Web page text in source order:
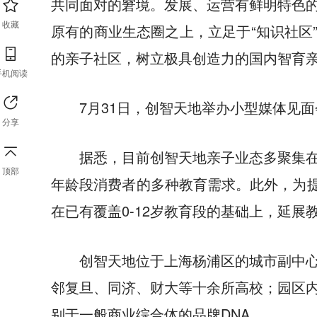
收藏
机阅读
分享
顶部
原有的商业生态圈之上，立足于“知识社
的亲子社区，树立极具创造力的国内智育
7月31日，创智天地举办小型媒体见
据悉，目前创智天地亲子业态多聚集
年龄段消费者的多种教育需求。此外，为
在已有覆盖0-12岁教育段的基础上，延展
创智天地位于上海杨浦区的城市副中
邻复旦、同济、财大等十余所高校；园区